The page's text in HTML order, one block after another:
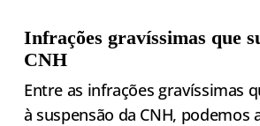
Infrações gravíssimas que
CNH
Entre as infrações gravíssimas
à suspensão da CNH, podemos